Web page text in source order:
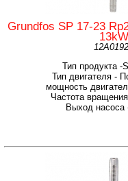
Grundfos SP 17-23
13kW
Тип продукта -
Тип двигателя -
мощность
Частота
Выход насоса